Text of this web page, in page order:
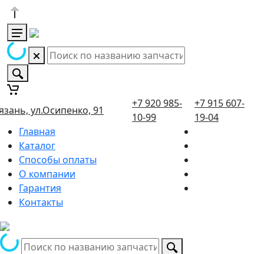
ул.Осипенко, 91
+7 920 985-
10-99
+7 915 607-
19-04
Главная
Каталог
Способы оплаты
О компании
Гарантия
Контакты